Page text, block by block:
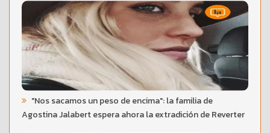
"Nos sacamos un peso de encima": la familia de
Agostina Jalabert espera ahora la extradición de Reverter